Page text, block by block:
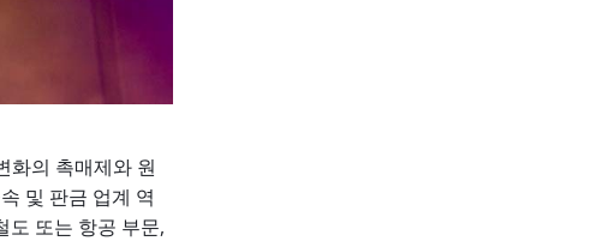
화의 촉매제와 원
및 판금 업계 역
도 또는 항공 부문,